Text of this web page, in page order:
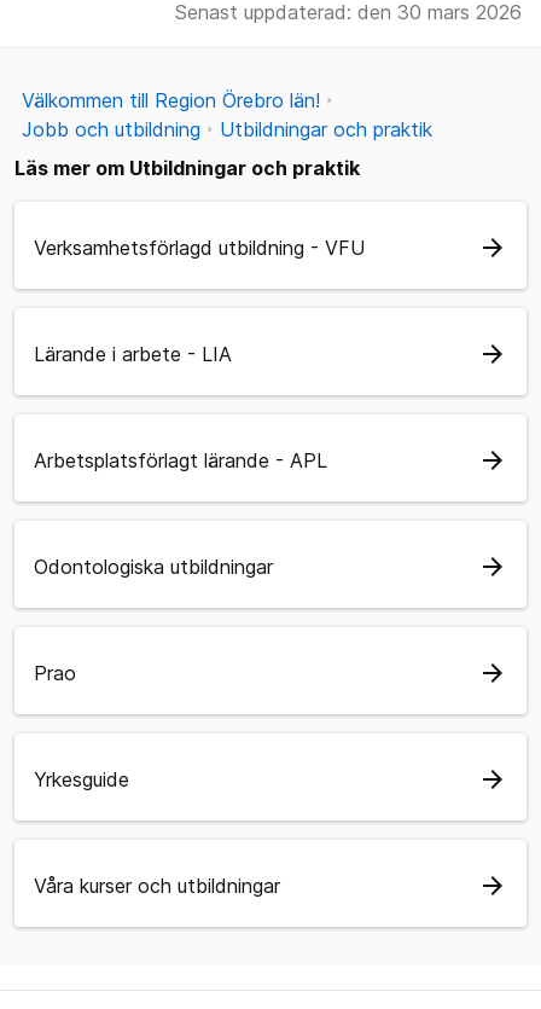
Senast uppdaterad: den 30 mars 2026
Välkommen till Region Örebro län!
Jobb och utbildning
Utbildningar och praktik
Läs mer om Utbildningar och praktik
Verksamhetsförlagd utbildning - VFU arrow_forward
Lärande i arbete - LIA arrow_forward
Arbetsplatsförlagt lärande - APL arrow_forward
Odontologiska utbildningar arrow_forward
Prao arrow_forward
Yrkesguide arrow_forward
Våra kurser och utbildningar arrow_forward